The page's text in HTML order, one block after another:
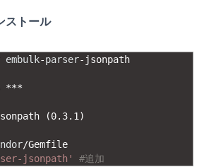
ストール
embulk-parser- jsonpath
***
(0.3.1 )
/Gemfile
jsonpath' #追加